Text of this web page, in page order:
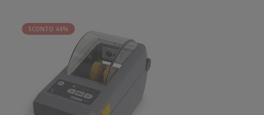
SCONTO 44%